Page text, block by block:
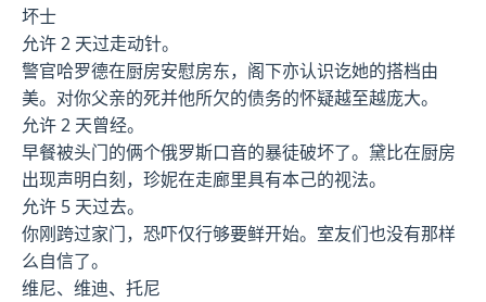
坏士
允许 2 天过走动针。
警官哈罗德在厨房安慰房东，阁下亦认识讫她的搭档由
美。对你父亲的死并他所欠的债务的怀疑越至越庞大。
允许 2 天曾经。
早餐被头门的俩个俄罗斯口音的暴徒破坏了。黛比在厨房
出现声明白刻，珍妮在走廊里具有本己的视法。
允许 5 天过去。
你刚跨过家门，恐吓仅行够要鲜开始。室友们也没有那样
么自信了。
维尼、维迪、托尼